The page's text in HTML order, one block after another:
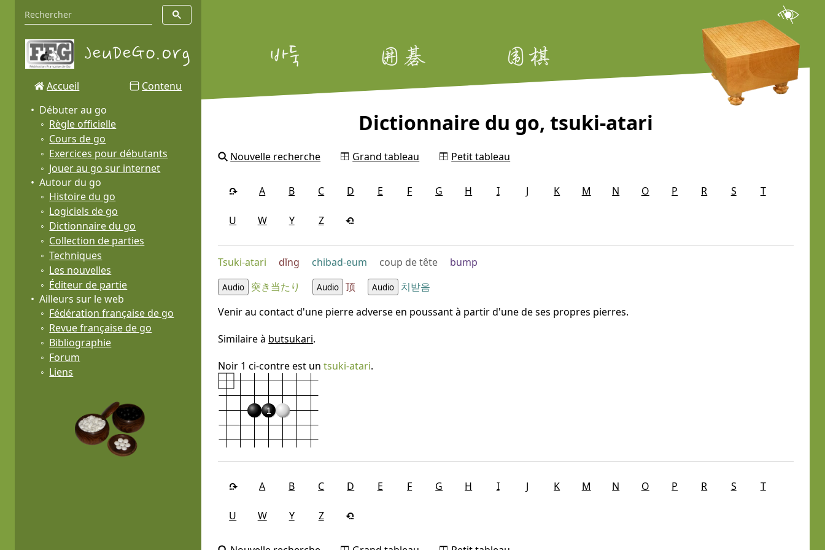
Accueil
Contenu
Débuter au go
Règle officielle
Cours de go
Exercices pour débutants
Jouer au go sur internet
Autour du go
Histoire du go
Logiciels de go
Dictionnaire du go
Collection de parties
Techniques
Les nouvelles
Éditeur de partie
Ailleurs sur le web
Fédération française de go
Revue française de go
Bibliographie
Forum
Liens
Dictionnaire du go, tsuki-atari
Nouvelle recherche Grand tableau Petit tableau
A B C D E F G H I J K M N O P R S T
U W Y Z
Tsuki-atari dǐng chibad-eum coup de tête bump
Audio 突き当たり Audio 顶 Audio
치받음
Venir au contact d'une pierre adverse en poussant à partir d'une de ses propres pierres.
Similaire à butsukari.
Noir 1 ci-contre est untsuki-atari.
1
A B C D E F G H I J K M N O P R S T
U W Y Z